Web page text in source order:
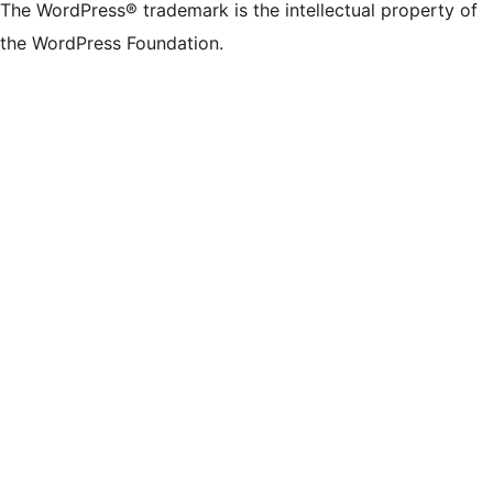
The WordPress® trademark is the intellectual property of
the WordPress Foundation.